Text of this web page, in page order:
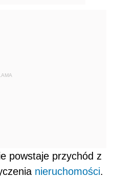
powstaje przychód z
nieruchomości.